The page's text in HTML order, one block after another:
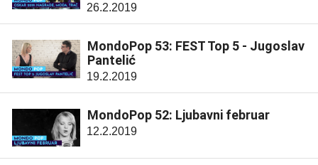
26.2.2019
MondoPop 53: FEST Top 5 - Jugoslav
Pantelić
19.2.2019
MondoPop 52: Ljubavni februar
12.2.2019